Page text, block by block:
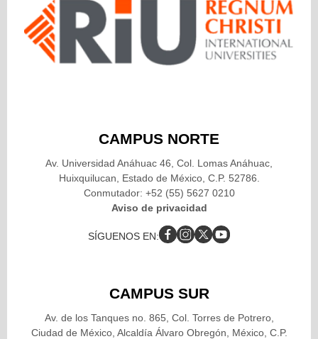
CAMPUS NORTE
Av. Universidad Anáhuac 46, Col. Lomas Anáhuac,
Huixquilucan, Estado de México, C.P. 52786.
Conmutador: +52 (55) 5627 0210
Aviso de privacidad
SÍGUENOS EN:
CAMPUS SUR
Av. de los Tanques no. 865, Col. Torres de Potrero,
Ciudad de México, Alcaldía Álvaro Obregón, México, C.P.